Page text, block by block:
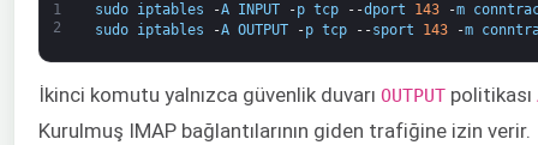
1
2
sudo iptables -A INPUT -p tcp --dport 143 -m
sudo
iptables -A OUTPUT -p tcp --sport 143 -m
İkinci komutu yalnızca güvenlik duvarı ​OUTPUT ​ politikası
Kurulmuş IMAP bağlantılarının giden trafiğine izin verir.